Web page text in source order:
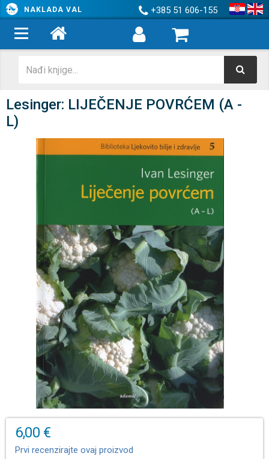
NAKLADA VAL +385 51 606-155
Lesinger: LIJEČENJE POVRĆEM (A -
L)
6,00 €
Prvi recenzirajte ovaj proizvod